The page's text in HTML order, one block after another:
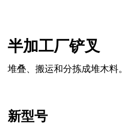
半加工厂铲叉
堆叠、搬运和分拣成堆木料。
新型号